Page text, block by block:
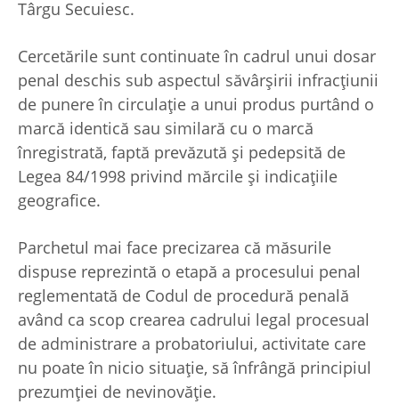
Târgu Secuiesc.
Cercetările sunt continuate în cadrul unui dosar
penal deschis sub aspectul săvârșirii infracțiunii
de punere în circulație a unui produs purtând o
marcă identică sau similară cu o marcă
înregistrată, faptă prevăzută și pedepsită de
Legea 84/1998 privind mărcile și indicațiile
geografice.
Parchetul mai face precizarea că măsurile
dispuse reprezintă o etapă a procesului penal
reglementată de Codul de procedură penală
având ca scop crearea cadrului legal procesual
de administrare a probatoriului, activitate care
nu poate în nicio situație, să înfrângă principiul
prezumției de nevinovăție.